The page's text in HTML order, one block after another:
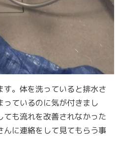
。体を洗っていると排水さ
っているのに気が付きまし
ても流れを改善されなかった
んに連絡をして見てもらう事